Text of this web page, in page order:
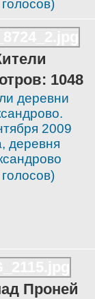
1048
деревни
2009
деревня
Проней